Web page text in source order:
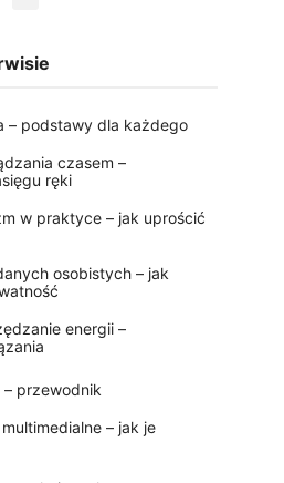
– podstawy dla każdego
czasem –
ręki
w praktyce – jak uprościć
osobistych – jak
energii –
przewodnik
– jak je